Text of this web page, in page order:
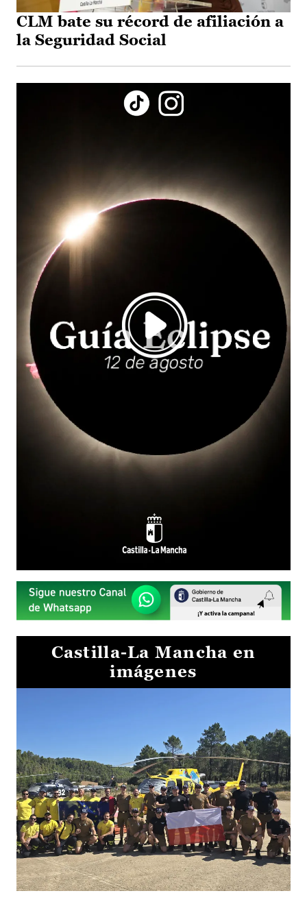
CLM bate su récord de afiliación a
la Seguridad Social
Castilla-La Mancha en
imágenes